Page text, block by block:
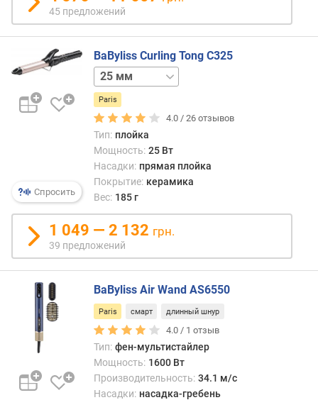
в
с
(
)
л
ь
ы
о
д
р
е
ж
и
м
45 предложений
Спросить
BaByliss Curling Tong C325
19 мм32 мм
Paris
4.0 /26 отзывов
Тип: плойка
Мощность: 25 Вт
Насадки: прямая плойка
Покрытие: керамика
Вес: 185 г
1 049 — 2 132 грн.
39 предложений
BaByliss Air Wand AS6550
Paris смарт длинный шнур
4.0 / 1 отзыв
Тип: фен-мультистайлер
Мощность: 1600 Вт
Производительность: 34.1 м/с
Насадки: насадка-гребень